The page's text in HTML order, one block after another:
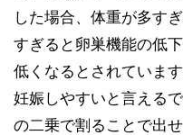
した場合、体重が多す
すぎると卵巣機能の低
低くなるとされていま
妊娠しやすいと言える
の二乗で割ることで出